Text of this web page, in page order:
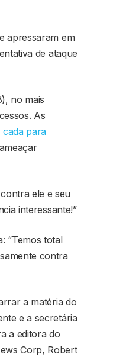
apressaram em
de ataque
no mais
As
para
ele e seu
interessante!”
“Temos total
contra
a matéria do
e a secretária
a editora do
Corp, Robert